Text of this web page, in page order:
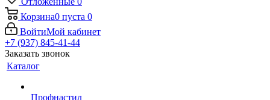
Корзина0 пуста 0
ВойтиМой кабинет
+7 (937) 845-41-44
Заказать звонок
Каталог
Профнастил